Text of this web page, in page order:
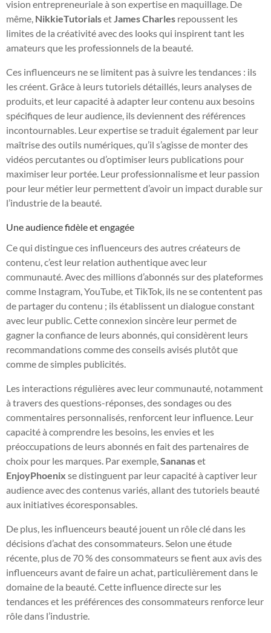
vision entrepreneuriale à son expertise en maquillage. De
même, NikkieTutorialset James Charles repoussent les
limites de la créativité avec des looks qui inspirent tant les
amateurs que les professionnels de la beauté.
Ces influenceurs ne se limitent pas à suivre les tendances : ils
les créent. Grâce à leurs tutoriels détaillés, leurs analyses de
produits, et leur capacité à adapter leur contenu aux besoins
spécifiques de leur audience, ils deviennent des références
incontournables. Leur expertise se traduit également par leur
maîtrise des outils numériques, qu’il s’agisse de monter des
vidéos percutantes ou d’optimiser leurs publications pour
maximiser leur portée. Leur professionnalisme et leur passion
pour leur métier leur permettent d’avoir un impact durable sur
l’industrie de la beauté.
Une audience fidèle et engagée
Ce qui distingue ces influenceurs des autres créateurs de
contenu, c’est leur relation authentique avec leur
communauté. Avec des millions d’abonnés sur des plateformes
comme Instagram, YouTube, et TikTok, ils ne se contentent pas
de partager du contenu ; ils établissent un dialogue constant
avec leur public. Cette connexion sincère leur permet de
gagner la confiance de leurs abonnés, qui considèrent leurs
recommandations comme des conseils avisés plutôt que
comme de simples publicités.
Les interactions régulières avec leur communauté, notamment
à travers des questions-réponses, des sondages ou des
commentaires personnalisés, renforcent leur influence. Leur
capacité à comprendre les besoins, les envies et les
préoccupations de leurs abonnés en fait des partenaires de
choix pour les marques. Par exemple, Sananaset
EnjoyPhoenix se distinguent par leur capacité à captiver leur
audience avec des contenus variés, allant des tutoriels beauté
aux initiatives écoresponsables.
De plus, les influenceurs beauté jouent un rôle clé dans les
décisions d’achat des consommateurs. Selon une étude
récente, plus de 70 % des consommateurs se fient aux avis des
influenceurs avant de faire un achat, particulièrement dans le
domaine de la beauté. Cette influence directe sur les
tendances et les préférences des consommateurs renforce leur
rôle dans l’industrie.